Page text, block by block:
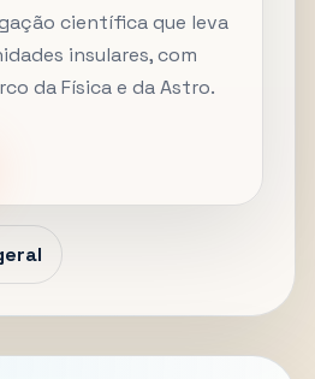
científica que leva
insulares, com
da Física e da Astro.